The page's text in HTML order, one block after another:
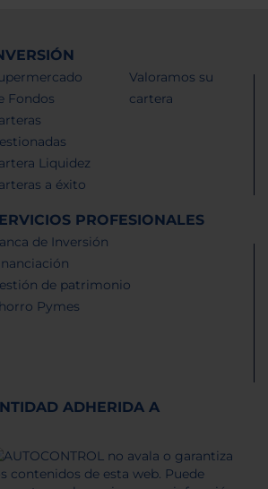
Fondos
Liquidez
a éxito
Valoramos su
cartera
PROFESIONALES
de Inversión
de patrimonio
Pymes
ADHERIDA A